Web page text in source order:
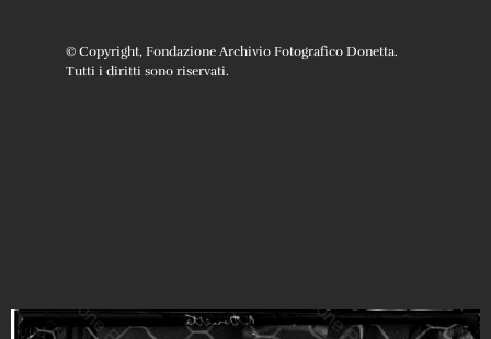
© Copyright, Fondazione Archivio Fotografico Donetta.
Tutti i diritti sono riservati.